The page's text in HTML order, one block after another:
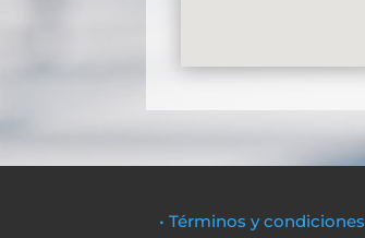
• Términos y condiciones